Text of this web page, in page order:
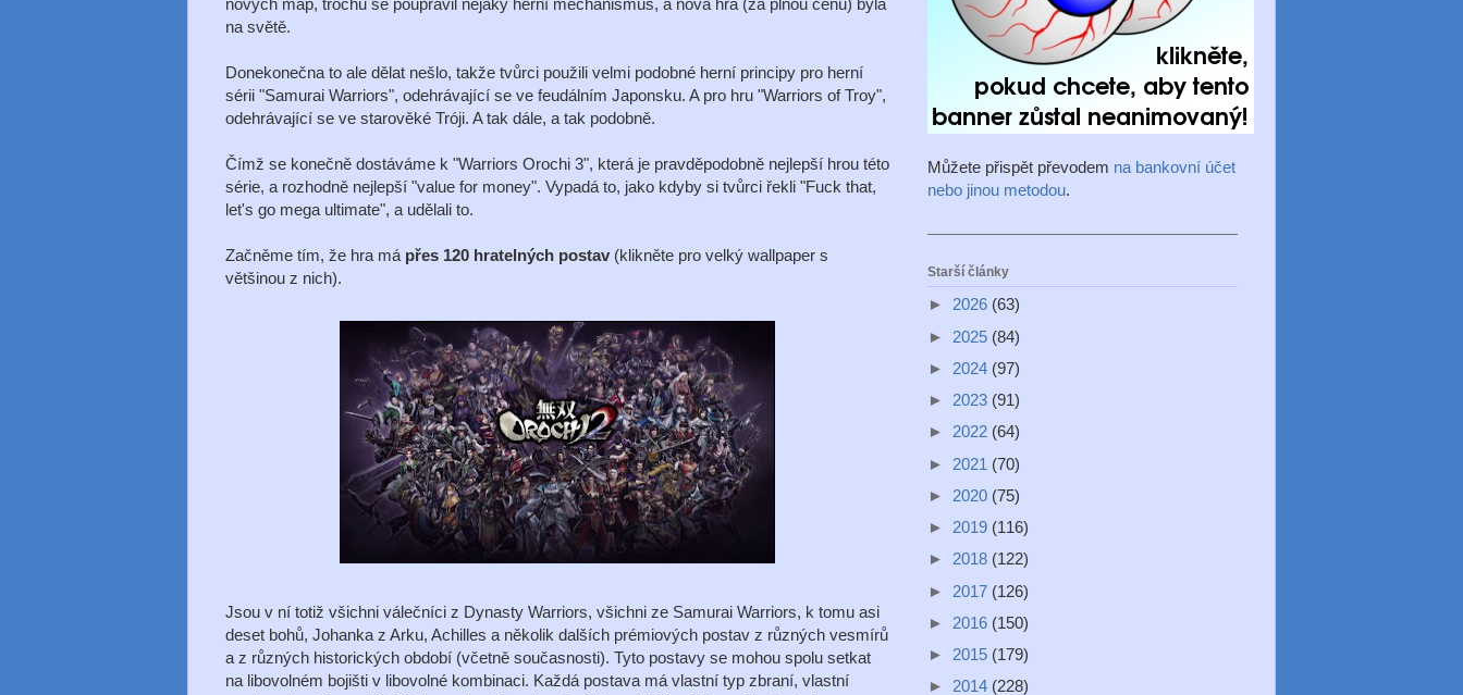
nových map, trochu se poupravil nějaký herní mechanismus, a nová hra (za plnou cenu) byla
na světě.
Donekonečna to ale dělat nešlo, takže tvůrci použili velmi podobné herní principy pro herní
sérii "Samurai Warriors", odehrávající se ve feudálním Japonsku. A pro hru "Warriors of Troy",
odehrávající se ve starověké Tróji. A tak dále, a tak podobně.
Čímž se konečně dostáváme k "Warriors Orochi 3", která je pravděpodobně nejlepší hrou této
série, a rozhodně nejlepší "value for money". Vypadá to, jako kdyby si tvůrci řekli "Fuck that,
let's go mega ultimate", a udělali to.
Začněme tím, že hra má přes 120 hratelných postav (klikněte pro velký wallpaper s
většinou z nich).
Jsou v ní totiž všichni válečníci z Dynasty Warriors, všichni ze Samurai Warriors, k tomu asi
deset bohů, Johanka z Arku, Achilles a několik dalších prémiových postav z různých vesmírů
a z různých historických období (včetně současnosti). Tyto postavy se mohou spolu setkat
na libovolném bojišti v libovolné kombinaci. Každá postava má vlastní typ zbraní, vlastní
Můžete přispět převodem na bankovní účet
nebo jinou metodou.
Starší články
► 2026 (63)
► 2025 (84)
► 2024 (97)
► 2023 (91)
► 2022 (64)
► 2021 (70)
► 2020 (75)
► 2019 (116)
► 2018 (122)
► 2017 (126)
► 2016 (150)
► 2015 (179)
► 2014 (228)